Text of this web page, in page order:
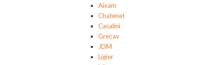
Aixam
Chatenet
Casalini
Grecav
JDM
Ligier